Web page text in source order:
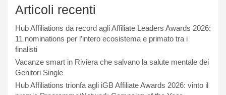
Articoli recenti
Hub Affiliations da record agli Affiliate Leaders Awards 2026:
11 nominations per l’intero ecosistema e primato tra i
finalisti
Vacanze smart in Riviera che salvano la salute mentale dei
Genitori Single
Hub Affiliations trionfa agli iGB Affiliate Awards 2026: vinto il